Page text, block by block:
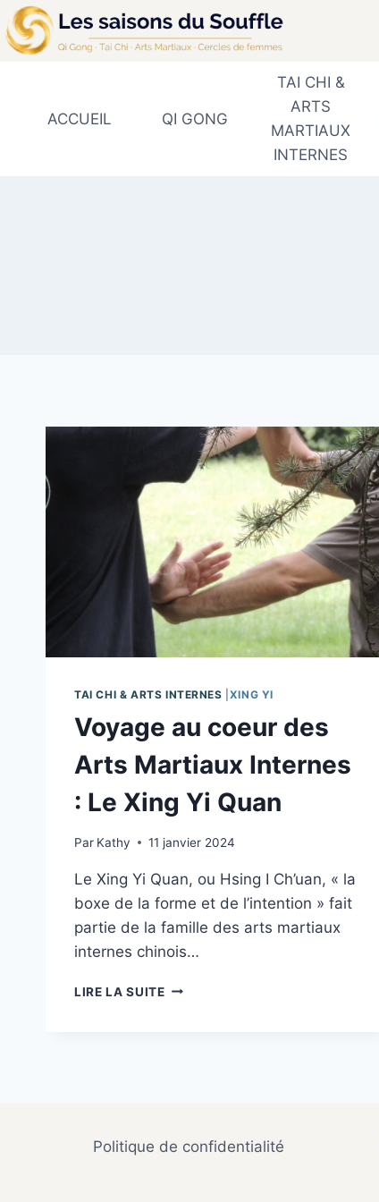
Aller
au
contenu
ACCUEIL QI GONG
TAI CHI &
ARTS
MARTIAUX
INTERNES
TAI CHI & ARTS INTERNES XING YI
Voyage au coeur des
Arts Martiaux Internes
: Le Xing Yi Quan
Par Kathy 11 janvier 2024
Le Xing Yi Quan, ou Hsing I Ch’uan, « la
boxe de la forme et de l’intention » fait
partie de la famille des arts martiaux
internes chinois…
LIRE LA SUITEVOYAGE
LE
XING
Politique de confidentialité